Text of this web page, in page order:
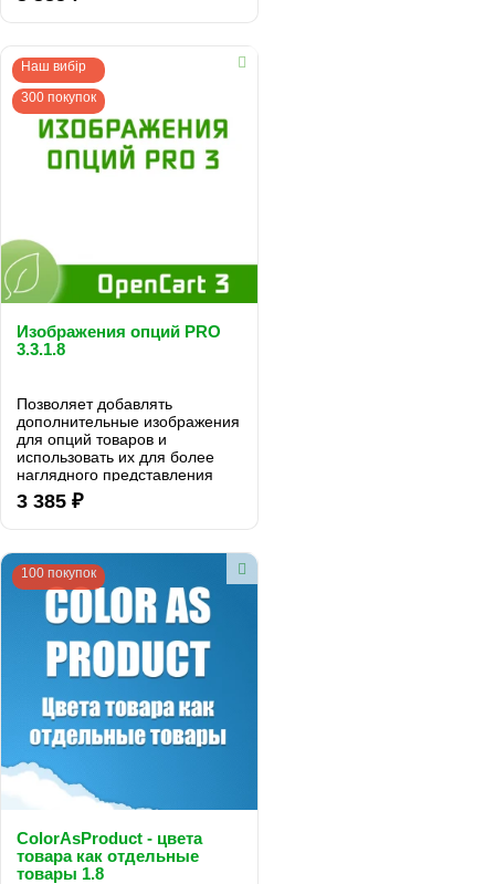
Наш вибір
300 покупок
Изображения опций PRO
3.3.1.8
Позволяет добавлять
дополнительные изображения
для опций товаров и
использовать их для более
наглядного представления
товара посетителям интернет-
магазина...
3 385 ₽
100 покупок
ColorAsProduct - цвета
товара как отдельные
товары 1.8